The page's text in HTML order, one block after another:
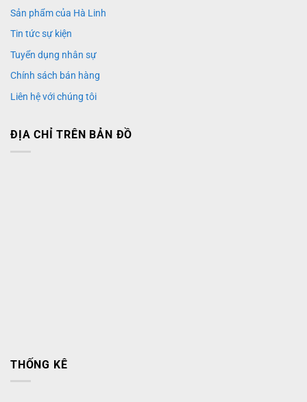
Sản phẩm của Hà Linh
Tin tức sự kiện
Tuyển dụng nhân sự
Chính sách bán hàng
Liên hệ với chúng tôi
ĐỊA CHỈ TRÊN BẢN ĐỒ
THỐNG KÊ